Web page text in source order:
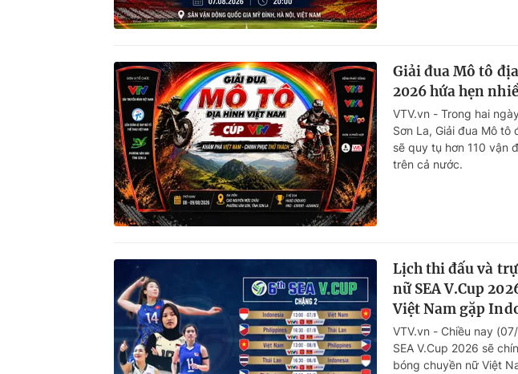
Giải đua Mô tô
2026 hứa hẹn
VTV.vn - Trong hai
Sơn La, Giải đua Mô tô
sẽ quy tụ hơn 110 vận
trên cả nước.
Lịch thi đấu và
nữ SEA V.Cup
Việt Nam gặp
VTV.vn - Chiều nay
SEA V.Cup 2026 sẽ
bóng chuyền nữ Việt